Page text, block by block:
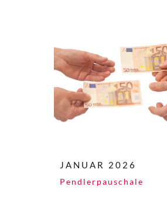
JANUAR 2026
Pendlerpauschale